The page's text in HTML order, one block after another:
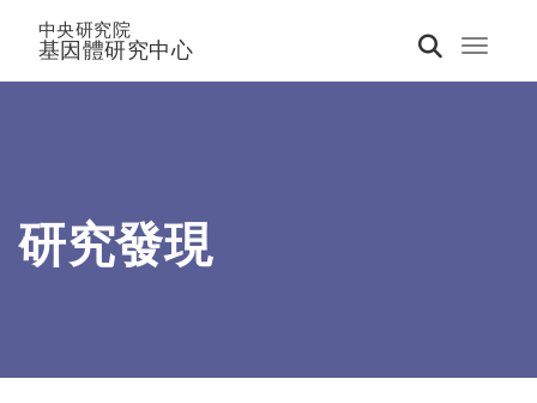
Toggle
中央研究院
基因體研究中心
研究發現